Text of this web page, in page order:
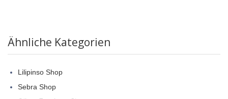
Ähnliche Kategorien
Lilipinso Shop
Sebra Shop